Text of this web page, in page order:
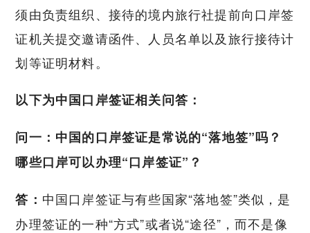
须由负责组织、接待的境内旅行社提前向口岸签
证机关提交邀请函件、人员名单以及旅行接待计
划等证明材料。
以下为中国口岸签证相关问答：
问一：中国的口岸签证是常说的“落地签”吗？
哪些口岸可以办理“口岸签证”？
答： 中国口岸签证与有些国家“落地签”类似，是
办理签证的一种“方式”或者说“途径”，而不是像